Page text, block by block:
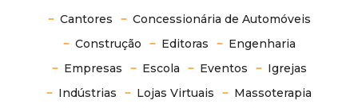
Cantores
Concessionária de Automóveis
Construção
Editoras
Engenharia
Empresas
Escola Eventos
Igrejas
Indústrias
Lojas Virtuais
Massoterapia